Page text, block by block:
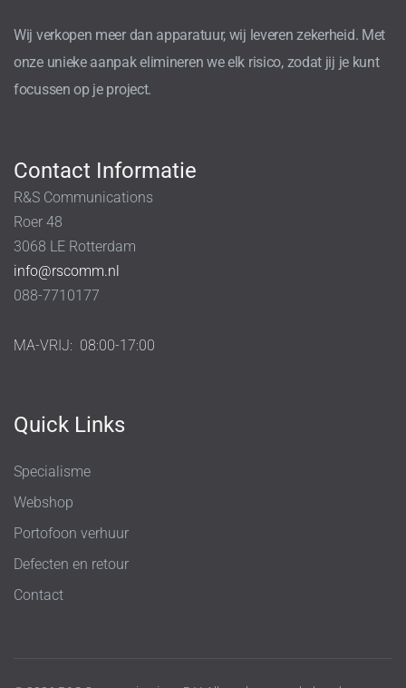
Wij verkopen meer dan apparatuur, wij leveren zekerheid. Met
onze unieke aanpak elimineren we elk risico, zodat jij je kunt
focussen op je project.
Contact Informatie
R&S Communications
Roer 48
3068 LE Rotterdam
info@rscomm.nl
088-7710177
MA-VRIJ: 08:00-17:00
Quick Links
Specialisme
Webshop
Portofoon verhuur
Defecten en retour
Contact